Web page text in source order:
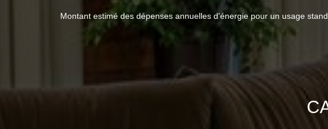
Montant estimé des dépenses annuelles d'énergie pour un usage